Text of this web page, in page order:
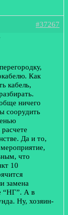
#37267
Как
кабель,
ничего
соорудить
Да и то,
что
10
замена
“НГ”. А в
Ну, хозяин-